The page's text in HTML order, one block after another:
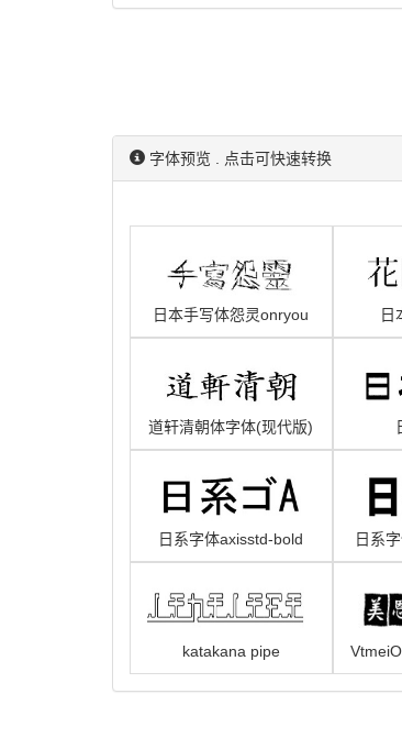
字体预览 . 点击可快速转换
日本手写体怨灵onryou
日
道轩清朝体字体(现代版)
日系字体axisstd-bold 日系
katakana pipe